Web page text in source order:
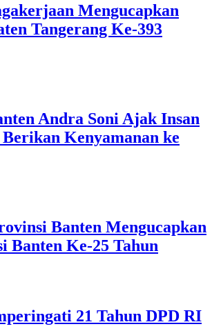
Mengucapkan
Tangerang Ke-393
Andra Soni Ajak Insan
Kenyamanan ke
Banten Mengucapkan
Banten Ke-25 Tahun
21 Tahun DPD RI